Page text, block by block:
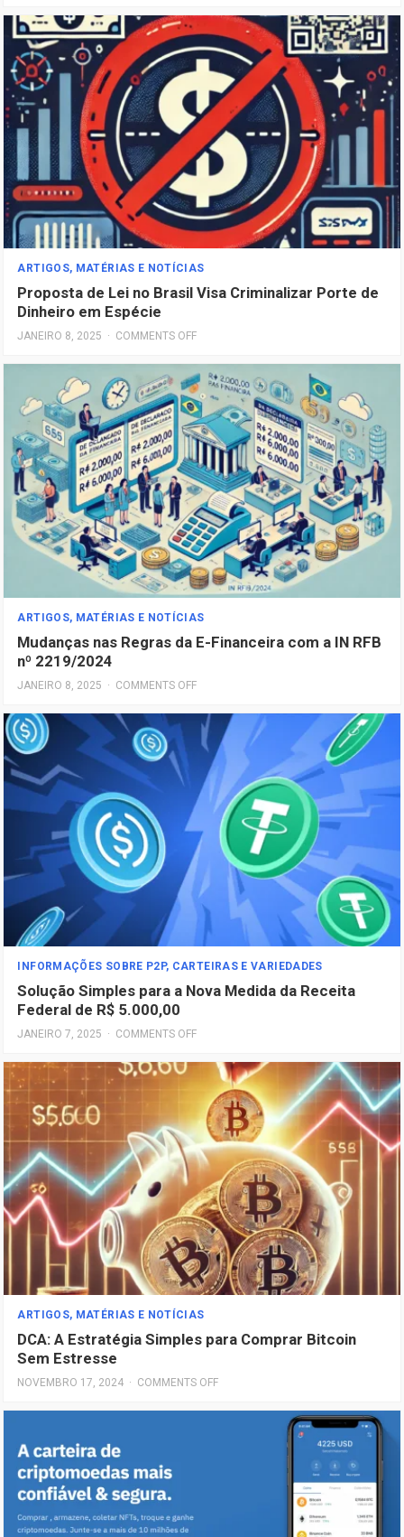
ARTIGOS, MATÉRIAS E NOTÍCIAS
Proposta de Lei no Brasil Visa Criminalizar Porte de
Dinheiro em Espécie
JANEIRO 8, 2025 · COMMENTS OFF
ARTIGOS, MATÉRIAS E NOTÍCIAS
Mudanças nas Regras da E-Financeira com a IN RFB
nº 2219/2024
JANEIRO 8, 2025 · COMMENTS OFF
INFORMAÇÕES SOBRE P2P, CARTEIRAS E VARIEDADES
Solução Simples para a Nova Medida da Receita
Federal de R$ 5.000,00
JANEIRO 7, 2025 · COMMENTS OFF
ARTIGOS, MATÉRIAS E NOTÍCIAS
DCA: A Estratégia Simples para Comprar Bitcoin
Sem Estresse
NOVEMBRO 17, 2024 · COMMENTS OFF